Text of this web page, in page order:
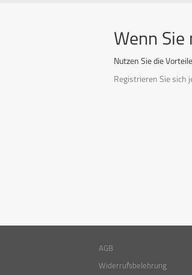
Wenn Sie
Nutzen Sie die
Registrieren Sie sich
AGB
Widerrufsbelehrung